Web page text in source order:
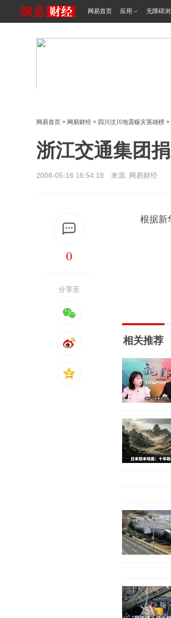
网易首页 应用 无障碍
网易首页 > 网易财经 > 四川汶川地震赈灾英雄榜 >
浙江交通集团
2008-05-16 16:54:18 来源: 网易财经
0
分享至
根据新
相关推荐